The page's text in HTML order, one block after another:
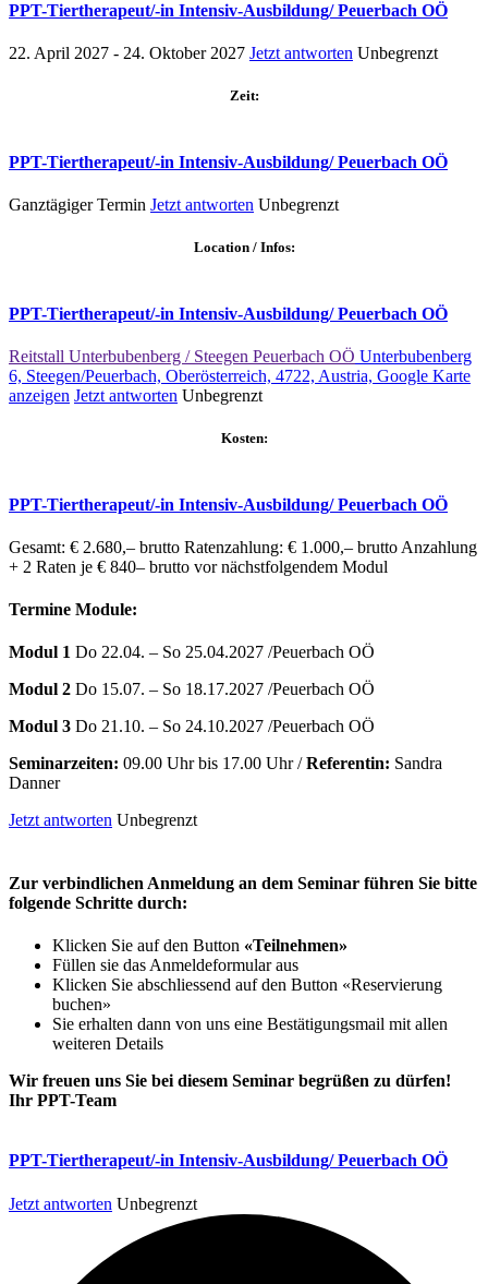
PPT-Tiertherapeut/-in Intensiv-Ausbildung/ Peuerbach OÖ
22. April 2027 - 24. Oktober 2027 Jetzt antworten Unbegrenzt
Zeit:
PPT-Tiertherapeut/-in Intensiv-Ausbildung/ Peuerbach OÖ
Ganztägiger Termin Jetzt antworten Unbegrenzt
Location / Infos:
PPT-Tiertherapeut/-in Intensiv-Ausbildung/ Peuerbach OÖ
Reitstall Unterbubenberg / Steegen Peuerbach OÖ Unterbubenberg
6, Steegen/Peuerbach, Oberösterreich, 4722, Austria, Google Karte
anzeigen Jetzt antworten Unbegrenzt
Kosten:
PPT-Tiertherapeut/-in Intensiv-Ausbildung/ Peuerbach OÖ
Gesamt: € 2.680,– brutto Ratenzahlung: € 1.000,– brutto Anzahlung
+ 2 Raten je € 840– brutto vor nächstfolgendem Modul
Termine Module:
Modul 1 Do 22.04. – So 25.04.2027 /Peuerbach OÖ
Modul 2 Do 15.07. – So 18.17.2027 /Peuerbach OÖ
Modul 3 Do 21.10. – So 24.10.2027 /Peuerbach OÖ
Seminarzeiten: 09.00 Uhr bis 17.00 Uhr /Referentin: Sandra
Danner
Jetzt antworten Unbegrenzt
Zur verbindlichen Anmeldung an dem Seminar führen Sie bitte
folgende Schritte durch:
Klicken Sie auf den Button «Teilnehmen»
Füllen sie das Anmeldeformular aus
Klicken Sie abschliessend auf den Button «Reservierung
buchen»
Sie erhalten dann von uns eine Bestätigungsmail mit allen
weiteren Details
Wir freuen uns Sie bei diesem Seminar begrüßen zu dürfen!
Ihr PPT-Team
PPT-Tiertherapeut/-in Intensiv-Ausbildung/ Peuerbach OÖ
Jetzt antworten Unbegrenzt